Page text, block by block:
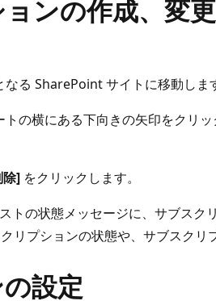
ンの作成、変
る SharePoint サイトに移動しま
の横にある下向きの矢印をクリッ
除] をクリックします。
トの状態メッセージに、サブスク
リプションの状態や、サブスクリ
設定